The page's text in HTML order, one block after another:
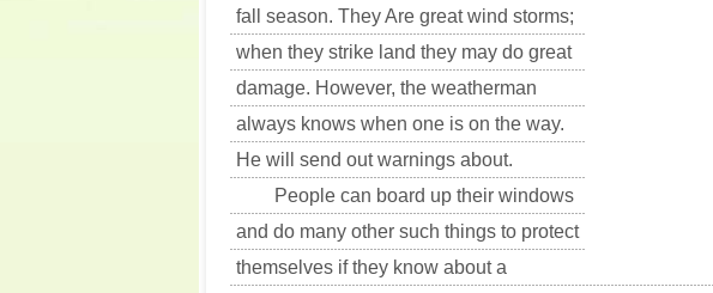
fall season. They Are great wind storms;
when they strike land they may do great
damage. However, the weatherman
always knows when one is on the way.
He will send out warnings about.
People can board up their windows
and do many other such things to protect
themselves if they know about a